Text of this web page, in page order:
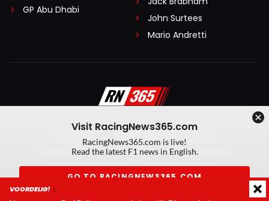
GP Abu Dhabi
John Surtees
Mario Andretti
Algemene voorwaarden
Privacy Policy
Created by On Your Marks
Privacy manager
Kansspeluitingen
© 2026 RacingNews365. Alle rechten voorbehouden
Visit RacingNews365.com
RacingNews365.com is live!
Read the latest F1 news in English.
GO TO RACINGNEWS365.COM
VOORDELIG!